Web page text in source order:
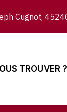
Cugnot,
TROUVER ?